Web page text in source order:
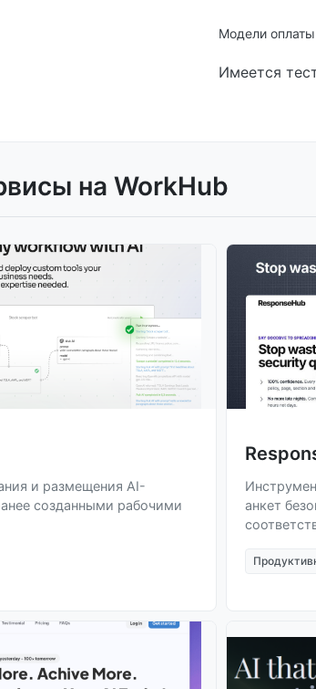
Модели оплаты
Имеется
на WorkHub
и размещения AI-
созданными рабочими
анкет